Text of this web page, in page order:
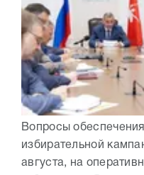
Вопросы
избирательной
августа, на